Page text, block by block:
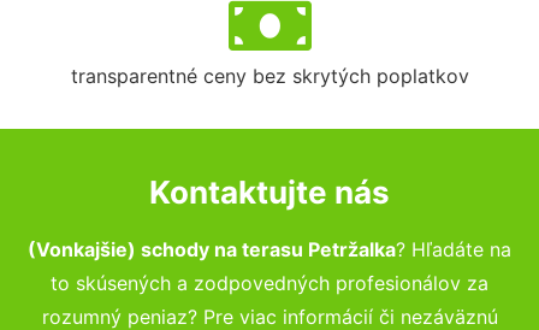
transparentné ceny bez skrytých poplatkov
Kontaktujte nás
(Vonkajšie) schody na terasu Petržalka? Hľadáte na
to skúsených a zodpovedných profesionálov za
rozumný peniaz? Pre viac informácií či nezáväznú